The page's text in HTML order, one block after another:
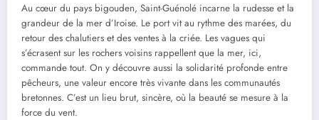
Au cœur du pays bigouden, Saint-Guénolé incarne la rudesse et la
grandeur de la mer d’Iroise. Le port vit au rythme des marées, du
retour des chalutiers et des ventes à la criée. Les vagues qui
s’écrasent sur les rochers voisins rappellent que la mer, ici,
commande tout. On y découvre aussi la solidarité profonde entre
pêcheurs, une valeur encore très vivante dans les communautés
bretonnes. C’est un lieu brut, sincère, où la beauté se mesure à la
force du vent.